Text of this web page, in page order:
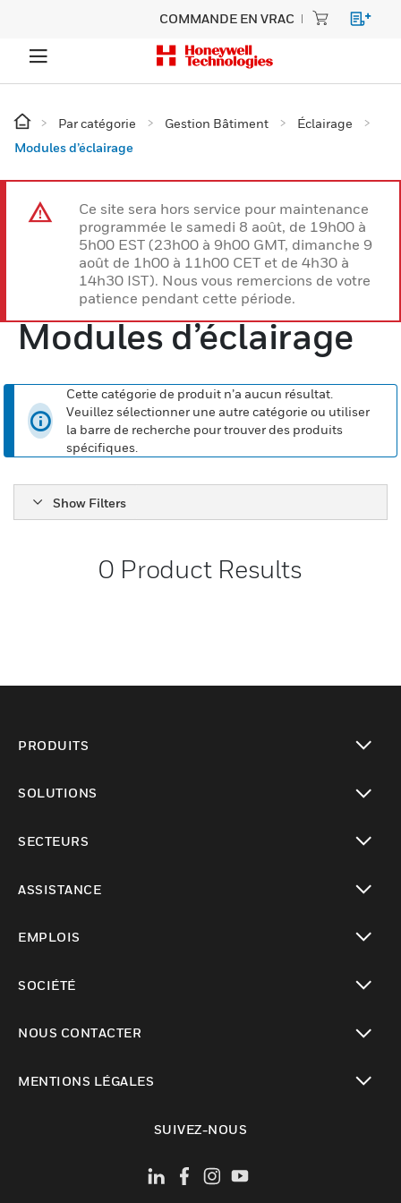
COMMANDE EN VRAC
Par catégorie Gestion Bâtiment
Éclairage
Modules d’éclairage
Ce site sera hors service pour maintenance
programmée le samedi 8 août, de 19h00 à
5h00 EST (23h00 à 9h00 GMT, dimanche 9
août de 1h00 à 11h00 CET et de 4h30 à
14h30 IST). Nous vous remercions de votre
patience pendant cette période.
Modules d’éclairage
Cette catégorie de produit n’a aucun résultat.
Veuillez sélectionner une autre catégorie ou utiliser
la barre de recherche pour trouver des produits
spécifiques.
Show Filters
0 Product Results
PRODUITS
SOLUTIONS
SECTEURS
ASSISTANCE
EMPLOIS
SOCIÉTÉ
NOUS CONTACTER
MENTIONS LÉGALES
SUIVEZ-NOUS